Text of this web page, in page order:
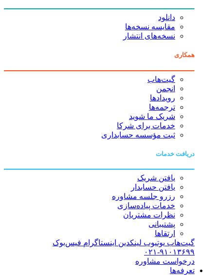
دانلود
مقایسه نسخه‌ها
نسخه‌های انتشار
همکاری
گیت‌هاب
انجمن
رویدادها
ترجمه‌ها
شریک ما شوید
خدمات برای شرکا
ثبت مؤسسه حسابداری
دریافت خدمات
یافتن شریک
یافتن حسابدار
رزرو جلسه مشاوره
خدمات پیاده‌سازی
نظرات مشتریان
پشتیبانی
ارتقاها
گیت‌هاب یوتیوب لینکدین اینستاگرام فیس‌بوک
۰۲۱-۹۱۰۱۳۶۹۹
درخواست مشاوره
تعرفه‌ها